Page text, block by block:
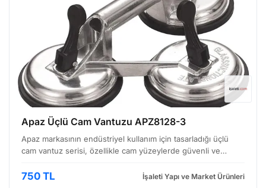
Apaz Üçlü Cam Vantuzu APZ8128-3
Apaz markasının endüstriyel kullanım için tasarladığı üçlü
cam vantuz serisi, özellikle cam yüzeylerde güvenli ve
geliştirilmiştir. APZ8128-3 model numaralı bu ürün, d…
750 TL İşaleti Yapı ve Market Ürünleri